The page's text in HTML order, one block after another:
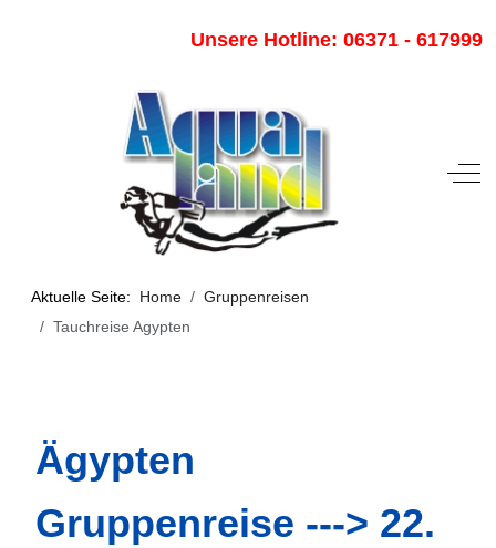
Unsere Hotline: 06371 - 617999
Off-
Aktuelle Seite: Home
Gruppenreisen
Tauchreise Agypten
Ägypten
Gruppenreise ---> 22.